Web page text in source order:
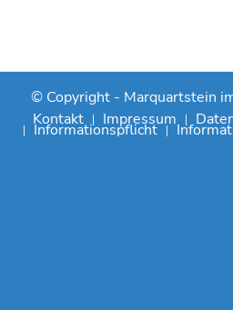
© Copyright - Marquartstein
Kontakt
Impressum
Informationspflicht